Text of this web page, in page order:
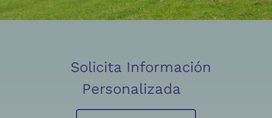
Solicita Información
Personalizada